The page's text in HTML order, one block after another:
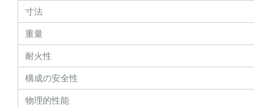
寸法
重量
耐火性
構成の安全性
物理的性能